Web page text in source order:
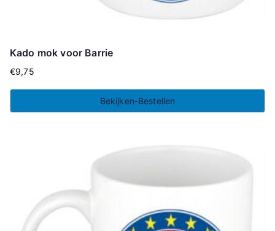
Kado mok voor Barrie
€9,75
Bekijken-Bestellen